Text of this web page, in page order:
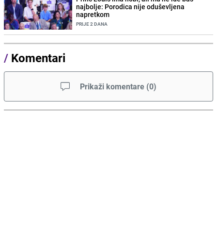
najbolje: Porodica nije oduševljena
napretkom
PRIJE 2 DANA
/ Komentari
Prikaži komentare (0)